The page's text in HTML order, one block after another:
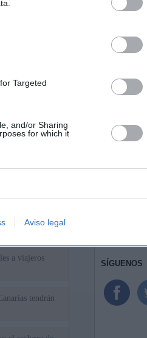
Targeted
and/or Sharing
for which it
Aviso legal
nuevos
a viajeros
tendrán
es
Navega por
SÍGUENOS